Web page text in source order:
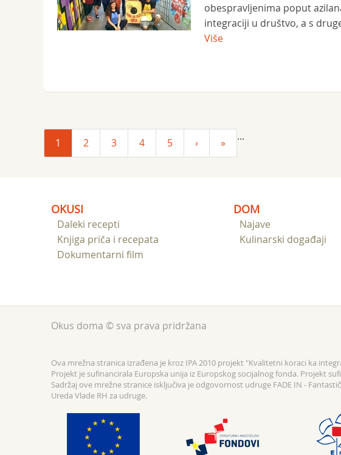
obespravljenima poput
integraciji u društvo, a s
Više
1 2 3 4 5 ...
› »
OKUSI
Daleki recepti
Knjiga priča i recepata
Dokumentarni film
DOM
Najave
Kulinarski događaji
Okus doma © sva prava pridržana
Ova mrežna stranica izrađena je kroz IPA 2010 projekt "Kvalitetni koraci ka
Projekt je sufinancirala Europska unija iz Europskog socijalnog fonda. Projekt
Sadržaj ove mrežne stranice isključiva je odgovornost udruge FADE IN -
Ureda Vlade RH za udruge.